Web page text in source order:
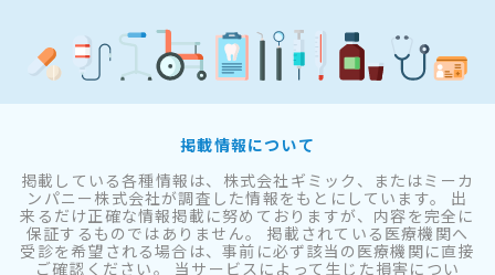
掲載情報について
掲載している各種情報は、株式会社ギミック、またはミーカ
ンパニー株式会社が調査した情報をもとにしています。 出
来るだけ正確な情報掲載に努めておりますが、内容を完全に
保証するものではありません。 掲載されている医療機関へ
受診を希望される場合は、事前に必ず該当の医療機関に直接
ご確認ください。 当サービスによって生じた損害につい